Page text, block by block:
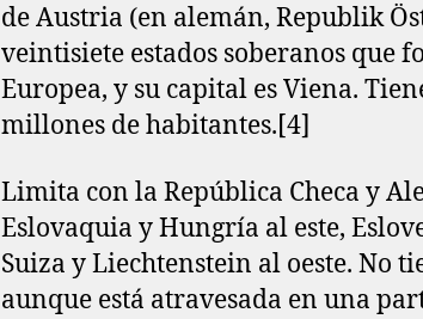
de Austria (en alemán, Republik
veintisiete estados soberanos que
Europea, y su capital es Viena.
millones de habitantes.[4]
Limita con la República Checa y
Eslovaquia y Hungría al este,
Suiza y Liechtenstein al oeste. No
aunque está atravesada en una